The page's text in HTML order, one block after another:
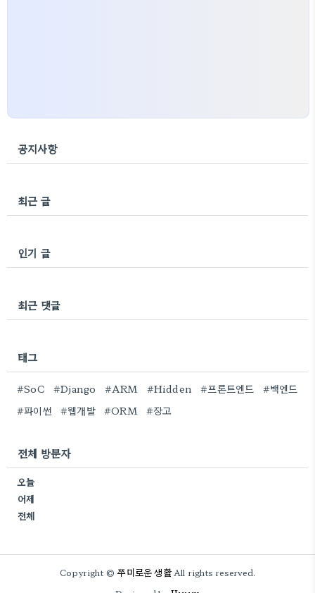
공지사항
최근 글
인기 글
최근 댓글
태그
#SoC #Django #ARM #Hidden #프론트엔드
#백엔드
#파이썬
#웹개발 #ORM #장고
전체 방문자
오늘
어제
전체
Copyright ©쭈미로운 생활All rights reserved.